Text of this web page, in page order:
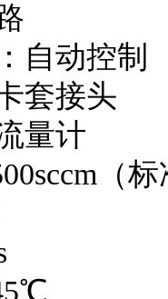
自动控制
套接头
量计
（